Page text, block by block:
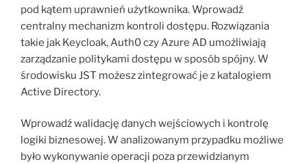
pod kątem uprawnień użytkownika. Wprowadź
centralny mechanizm kontroli dostępu. Rozwiązania
takie jak Keycloak, Auth0 czy Azure AD umożliwiają
zarządzanie politykami dostępu w sposób spójny. W
środowisku JST możesz zintegrować je z katalogiem
Active Directory.
Wprowadź walidację danych wejściowych i kontrolę
logiki biznesowej. W analizowanym przypadku możliwe
było wykonywanie operacji poza przewidzianym